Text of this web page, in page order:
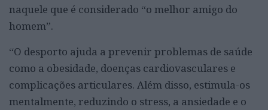
naquele que é considerado “o melhor amigo do
homem”.
“O desporto ajuda a prevenir problemas de saúde
como a obesidade, doenças cardiovasculares e
complicações articulares. Além disso, estimula-os
mentalmente, reduzindo o stress, a ansiedade e o